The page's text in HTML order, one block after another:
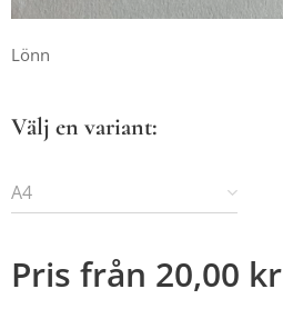
Lönn
Välj en variant:
A4
Pris från 20,00 kr